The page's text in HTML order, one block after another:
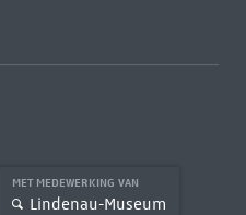
MET MEDEWERKING VAN
Lindenau-Museum